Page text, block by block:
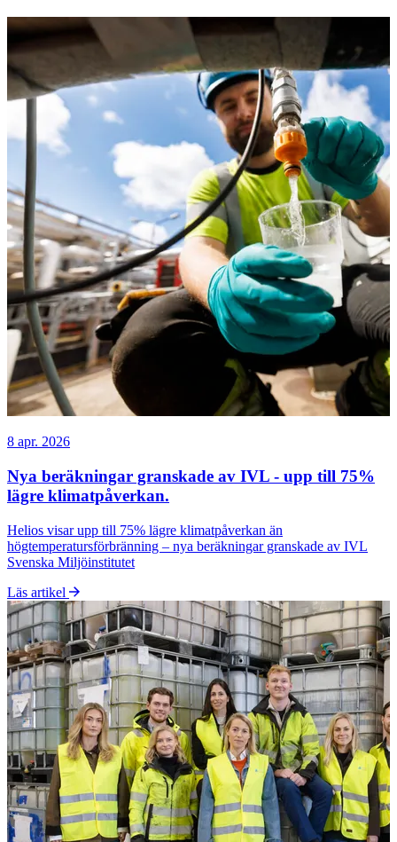
14 okt. 2025
BackingMinds investerar 14,2 MSEK i Helios
Innovations
BackingMinds leder en investering på 14,2 miljoner kronor i Helios
Innovations, som stöd för bolagets 170 % omsättningstillväxt och
europeiska expansion.
Läs artikel
23 sep. 2025
Helios och Dafo Fomtec inleder banbrytande
samarbete inom vattenrening
Helios installerar den första anläggningen i Europa för att behandla
förorenat sköljvatten från en brandskumsfabrik i industriell skala,
med 90 % avfallsreduktion.
Läs artikel
Fler nyheter